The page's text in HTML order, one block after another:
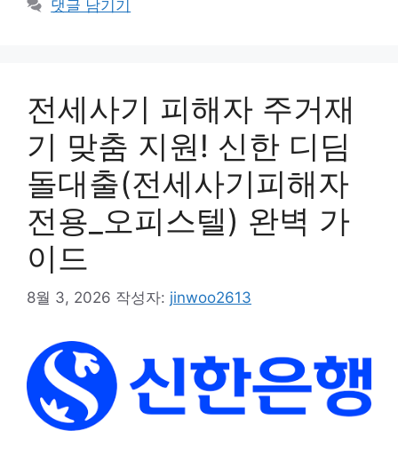
리
댓글 남기기
전세사기 피해자 주거재
기 맞춤 지원! 신한 디딤
돌대출(전세사기피해자
전용_오피스텔) 완벽 가
이드
8월 3, 2026 작성자: jinwoo2613